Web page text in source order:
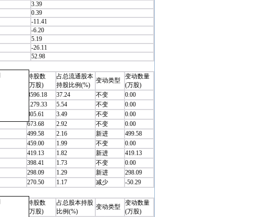
3.39
0.39
-11.41
-6.20
5.19
-26.11
52.98
持股数
(万股)
占总流通股本
持股比例(%)
变动类型
变动数量
(万股)
8596.18 37.24 不变
0.00
1279.33 5.54 不变
0.00
805.61 3.49 不变
0.00
673.68 2.92 不变
0.00
499.58 2.16 新进
499.58
459.00 1.99 不变
0.00
419.13 1.82 新进
419.13
398.41 1.73 不变
0.00
298.09 1.29 新进
298.09
270.50 1.17 减少 -50.29
持股数
(万股)
占总股本持股
比例(%)
变动类型
变动数量
(万股)